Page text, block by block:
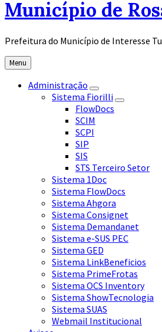
Município de
Prefeitura do Município de Interesse
Menu
Administração
Sistema Fiorilli
FlowDocs
SCIM
SCPI
SIP
SIS
STS Terceiro Setor
Sistema 1Doc
Sistema FlowDocs
Sistema Ahgora
Sistema Consignet
Sistema Demandanet
Sistema e-SUS PEC
Sistema GED
Sistema LinkBeneficios
Sistema PrimeFrotas
Sistema OCS Inventory
Sistema ShowTecnologia
Sistema SUAS
Webmail Institucional